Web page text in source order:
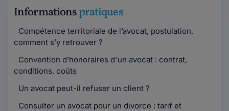
Informationspratiques
Compétence territoriale de l’avocat, postulation,
comment s’y retrouver ?
Convention d’honoraires d'un avocat : contrat,
conditions, coûts
Un avocat peut-il refuser un client ?
Consulter un avocat pour un divorce : tarif et